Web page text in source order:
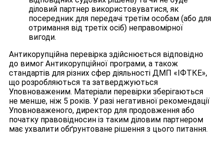
діловий партнер використовуватися, як
посередник для передачі третім особам (або для
отримання від третіх осіб) неправомірної
вигоди.
Антикорупційна перевірка здійснюється відповідно
до вимог Антикорупційної програми, а також
стандартів для різних сфер діяльності ДМП «ІФТКЕ»,
що розробляються та затверджуються
Уповноваженим. Матеріали перевірки зберігаються
не менше, ніж 5 років. У разі негативної рекомендації
Уповноваженого, директор для продовження або
початку правовідносин із таким діловим партнером
має ухвалити обґрунтоване рішення з цього питання.